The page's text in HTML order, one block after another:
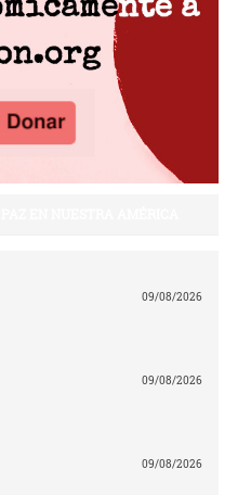
09/08/2026
09/08/2026
09/08/2026